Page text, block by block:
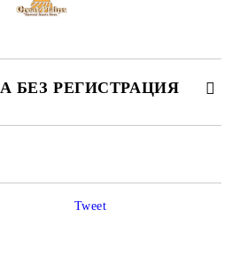
БЕЗ РЕГИСТРАЦИЯ
Tweet